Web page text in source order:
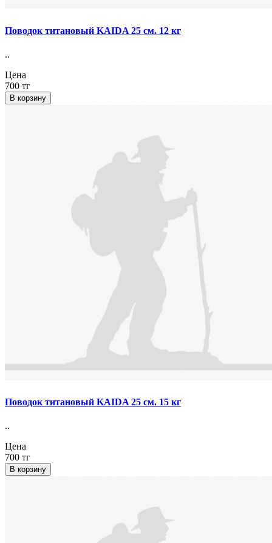
Поводок титановый KAIDA 25 см. 12 кг
..
Цена
700 тг
В корзину
Поводок титановый KAIDA 25 см. 15 кг
..
Цена
700 тг
В корзину